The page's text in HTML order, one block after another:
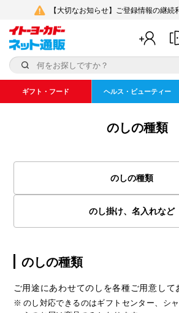
【大切なお知らせ】ご登録情報の継続
ギフト・フード ヘルス・ビューティー
のしの種類
のしの種類
のし掛け、名入れなど
のしの種類
ご用途にあわせてのしを各種ご用意して
※ のし対応できるのはギフトセンター、シ